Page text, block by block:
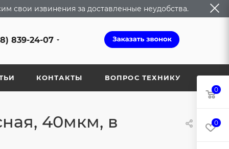
свои извинения за доставленные неудобства.
839-24-07
КОНТАКТЫ ВОПРОС ТЕХНИКУ
40мкм, в
0
0